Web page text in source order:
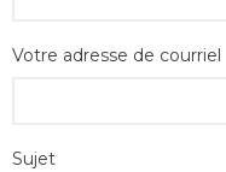
Votre adresse de courriel
Sujet